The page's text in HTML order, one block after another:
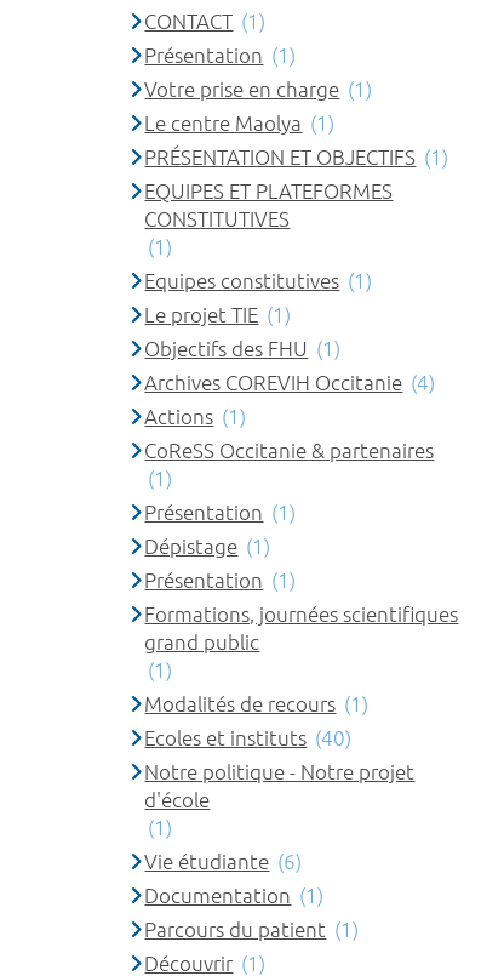
CONTACT (1)
Présentation (1)
Votre prise en charge (1)
Le centre Maolya (1)
PRÉSENTATION ET OBJECTIFS (1)
EQUIPES ET PLATEFORMES
CONSTITUTIVES
(1)
Equipes constitutives (1)
Le projet TIE (1)
Objectifs des FHU (1)
Archives COREVIH Occitanie (4)
Actions (1)
CoReSS Occitanie & partenaires
(1)
Présentation (1)
Dépistage (1)
Présentation (1)
Formations, journées scientifiques
grand public
(1)
Modalités de recours (1)
Ecoles et instituts (40)
Notre politique - Notre projet
d'école
(1)
Vie étudiante (6)
Documentation (1)
Parcours du patient (1)
Découvrir (1)